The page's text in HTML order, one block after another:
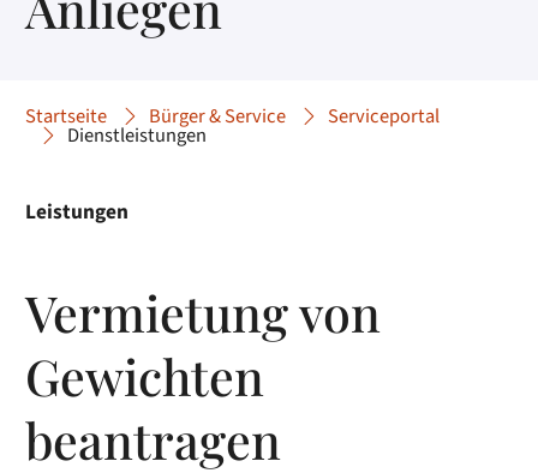
Startseite Bürger & Service Serviceportal
Dienstleistungen
Leistungen
Vermietung von
Gewichten
beantragen